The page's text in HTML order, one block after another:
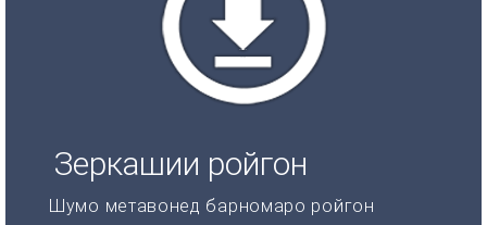
Зеркашии ройгон
Шумо метавонед барномаро ройгон